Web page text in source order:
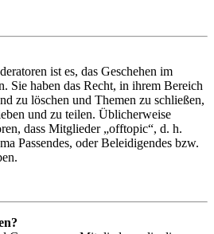
ist es, das Geschehen im
Sie haben das Recht, in ihrem Bereich
zu löschen und Themen zu schließen,
und zu teilen. Üblicherweise
dass Mitglieder „offtopic“, d. h.
Passendes, oder Beleidigendes bzw.